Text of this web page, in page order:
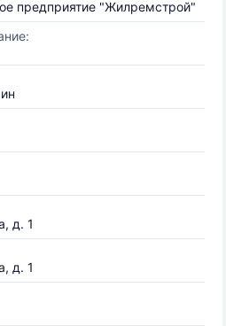
предприятие "Жилремстрой"
д. 1
д. 1